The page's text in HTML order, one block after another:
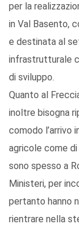
per la
in Val Basento,
e destinata al
infrastrutturale
di sviluppo.
Quanto al
inoltre bisogna
comodo l’arrivo
agricole come
sono spesso a
Ministeri, per
pertanto hanno
rientrare nella